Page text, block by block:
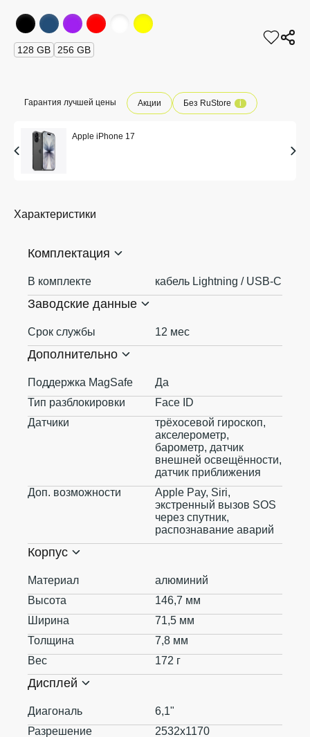
128 GB 256 GB
Гарантия лучшей цены Акции Без RuStore i
Apple iPhone 17
Характеристики
Комплектация
В комплекте кабель Lightning / USB-C
Заводские данные
Срок службы 12 мес
Дополнительно
Поддержка MagSafe
Да
Тип разблокировки
Face ID
Датчики
трёхосевой гироскоп,
акселерометр,
барометр, датчик
внешней освещённости,
датчик приближения
Доп. возможности
Apple Pay, Siri,
экстренный вызов SOS
через спутник,
распознавание аварий
Корпус
Материал
алюминий
Высота
146,7 мм
Ширина
71,5 мм
Толщина
7,8 мм
Вес
172 г
Дисплей
Диагональ
6,1"
Разрешение
2532x1170